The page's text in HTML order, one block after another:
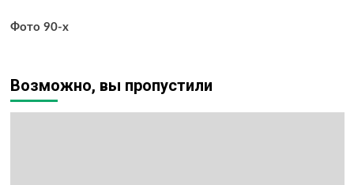
Фото 90-х
Возможно, вы пропустили